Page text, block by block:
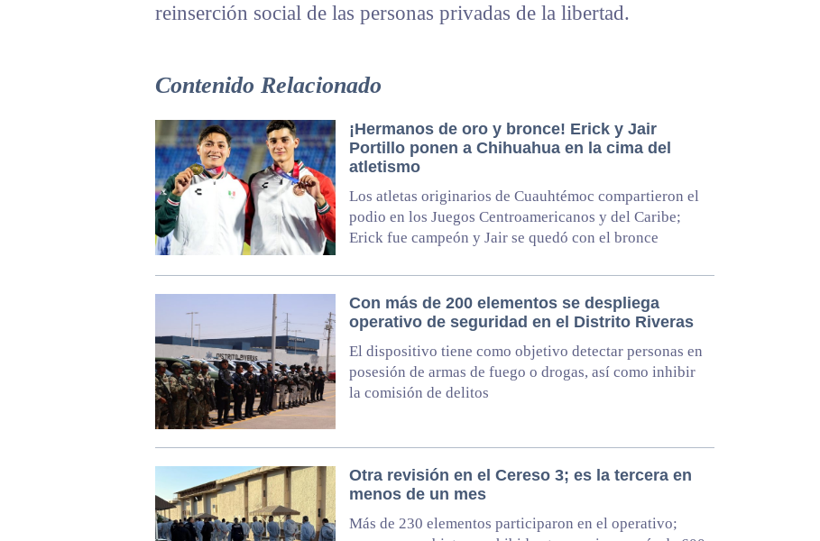
reinserción social de las personas privadas de la libertad.
Contenido Relacionado
¡Hermanos de oro y bronce! Erick y Jair
Portillo ponen a Chihuahua en la cima del
atletismo
Los atletas originarios de Cuauhtémoc compartieron el
podio en los Juegos Centroamericanos y del Caribe;
Erick fue campeón y Jair se quedó con el bronce
Con más de 200 elementos se despliega
operativo de seguridad en el Distrito Riveras
El dispositivo tiene como objetivo detectar personas en
posesión de armas de fuego o drogas, así como inhibir
la comisión de delitos
Otra revisión en el Cereso 3; es la tercera en
menos de un mes
Más de 230 elementos participaron en el operativo;